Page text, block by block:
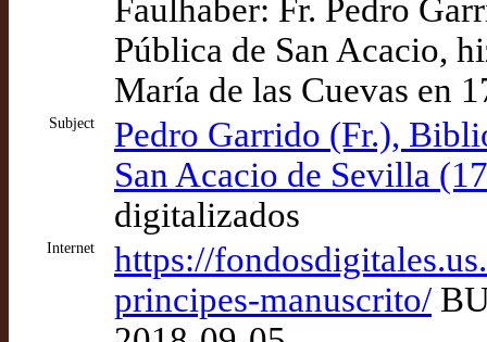
Faulhaber: Fr. Pedro
Pública de San Acacio,
María de las Cuevas en
Subject
Pedro Garrido (Fr.),
San Acacio de Sevilla
digitalizados
Internet
https://
principes-manuscrito/